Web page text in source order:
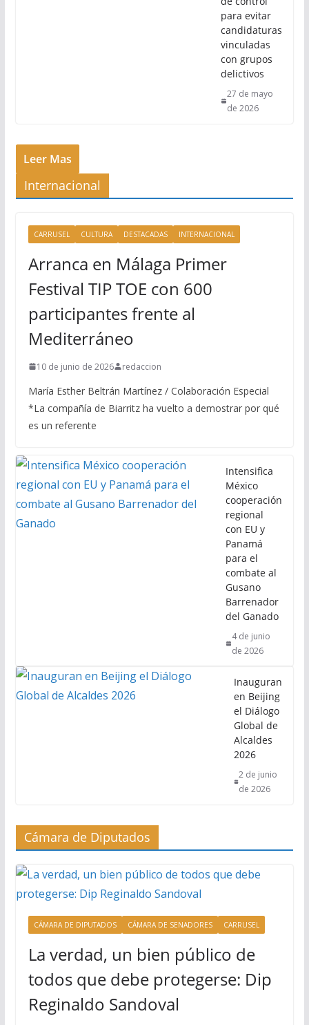
para evitar
candidaturas
vinculadas
con grupos
delictivos
27 de mayo
de 2026
Leer Mas
Internacional
CARRUSEL CULTURA DESTACADAS INTERNACIONAL
Arranca en Málaga Primer
Festival TIP TOE con 600
participantes frente al
Mediterráneo
10 de junio de 2026 redaccion
María Esther Beltrán Martínez / Colaboración Especial
*La compañía de Biarritz ha vuelto a demostrar por qué
es un referente
Intensifica
México
cooperación
regional
con EU y
Panamá
para el
combate al
Gusano
Barrenador
del Ganado
4 de junio
de 2026
Inauguran
en Beijing
el Diálogo
Global de
Alcaldes
2026
2 de junio
de 2026
Cámara de Diputados
CÁMARA DE DIPUTADOS CÁMARA DE SENADORES CARRUSEL
La verdad, un bien público de
todos que debe protegerse: Dip
Reginaldo Sandoval